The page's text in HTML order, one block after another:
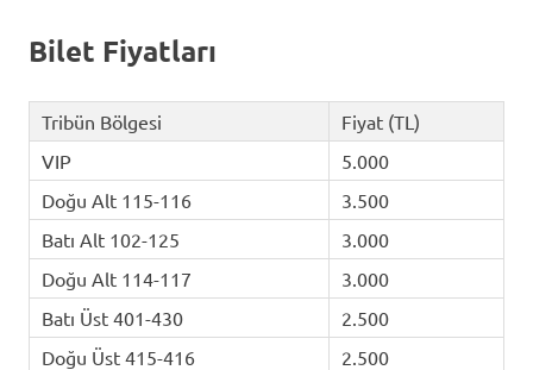
Bilet Fiyatları
Tribün Bölgesi
Fiyat (TL)
VIP
5.000
Doğu Alt 115-116
3.500
Batı Alt 102-125
3.000
Doğu Alt 114-117
3.000
Batı Üst 401-430
2.500
Doğu Üst 415-416
2.500